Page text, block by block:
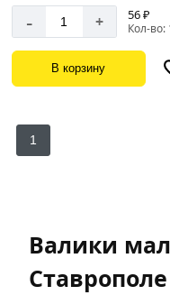
- + 56 ₽
Кол-во:
В корзину
1
Валики